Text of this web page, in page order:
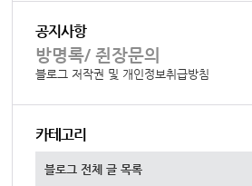
공지사항
방명록/ 쥔장문의
블로그 저작권 및 개인정보취급방침
카테고리
블로그 전체 글 목록